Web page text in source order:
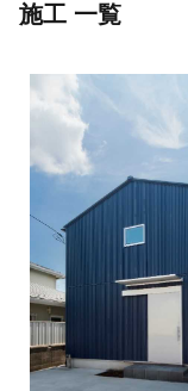
施工 一覧